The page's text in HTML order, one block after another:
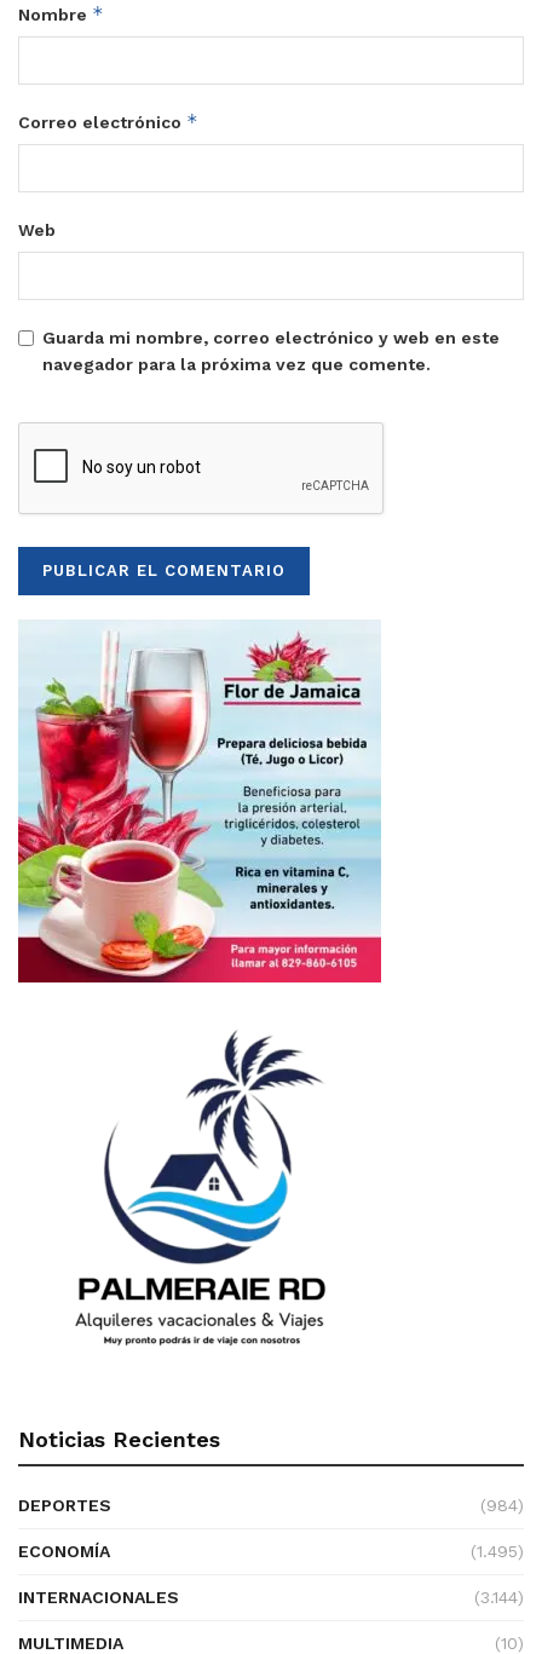
Nombre *
Correo electrónico *
Web
Guarda mi nombre, correo electrónico y web en este
navegador para la próxima vez que comente.
Noticias Recientes
DEPORTES (984)
ECONOMÍA (1.495)
INTERNACIONALES (3.144)
MULTIMEDIA (10)